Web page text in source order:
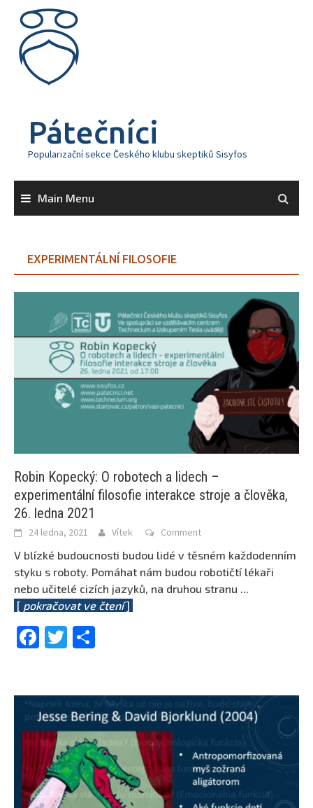
content
Pátečníci
Popularizační sekce Českého klubu skeptiků Sisyfos
Main Menu
EXPERIMENTÁLNÍ FILOSOFIE
Robin Kopecký: O robotech a lidech –
experimentální filosofie interakce stroje a člověka,
26. ledna 2021
24 ledna, 2021 Vítek Comment
V blízké budoucnosti budou lidé v těsném každodenním
styku s roboty. Pomáhat nám budou robotičtí lékaři
nebo učitelé cizích jazyků, na druhou stranu ...
[ pokračovat ve čtení]
Facebook
Twitter